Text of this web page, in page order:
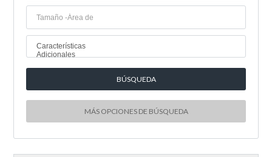
Características
Adicionales
MÁS OPCIONES DE BÚSQUEDA